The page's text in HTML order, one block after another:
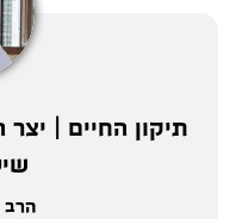
תיקון החיים |
הרב